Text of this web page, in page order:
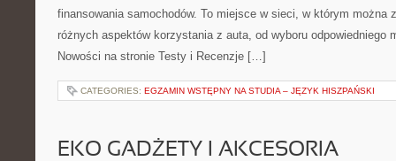
finansowania samochodów. To miejsce w sieci, w którym można
różnych aspektów korzystania z auta, od wyboru odpowiedniego
Nowości na stronie Testy i Recenzje […]
CATEGORIES: EGZAMIN WSTĘPNY NA STUDIA – JĘZYK HISZPAŃSKI
EKO GADŻETY I AKCESORIA